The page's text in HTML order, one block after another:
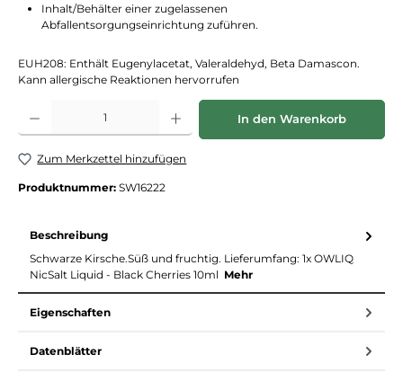
Inhalt/Behälter einer zugelassenen
Abfallentsorgungseinrichtung zuführen.
EUH208: Enthält Eugenylacetat, Valeraldehyd, Beta Damascon.
Kann allergische Reaktionen hervorrufen
Produkt Anzahl: Gib den gewünschten Wert ein oder benutze die
In den Warenkorb
Zum Merkzettel hinzufügen
Produktnummer: SW16222
Beschreibung
Schwarze Kirsche.Süß und fruchtig. Lieferumfang: 1x OWLIQ
NicSalt Liquid - Black Cherries 10ml Mehr
Eigenschaften
Datenblätter